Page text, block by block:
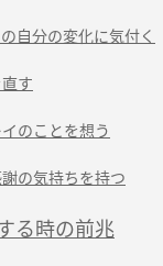
自分の変化に気付く
す
のことを想う
謝の気持ちを持つ
る時の前兆